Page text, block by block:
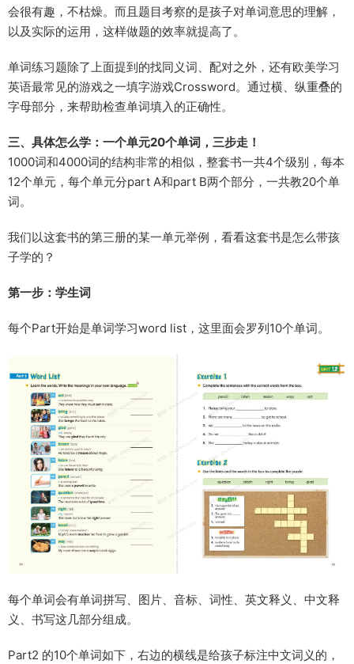
会很有趣，不枯燥。而且题目考察的是孩子对单词意思的理解，
以及实际的运用，这样做题的效率就提高了。
单词练习题除了上面提到的找同义词、配对之外，还有欧美学习
英语最常见的游戏之一填字游戏Crossword。通过横、纵重叠的
字母部分，来帮助检查单词填入的正确性。
三、具体怎么学：一个单元20个单词，三步走！
1000词和4000词的结构非常的相似，整套书一共4个级别，每本
12个单元，每个单元分part A和part B两个部分，一共教20个单
词。
我们以这套书的第三册的某一单元举例，看看这套书是怎么带孩
子学的？
第一步：学生词
每个Part开始是单词学习word list，这里面会罗列10个单词。
每个单词会有单词拼写、图片、音标、词性、英文释义、中文释
义、书写这几部分组成。
Part2 的10个单词如下，右边的横线是给孩子标注中文词义的，